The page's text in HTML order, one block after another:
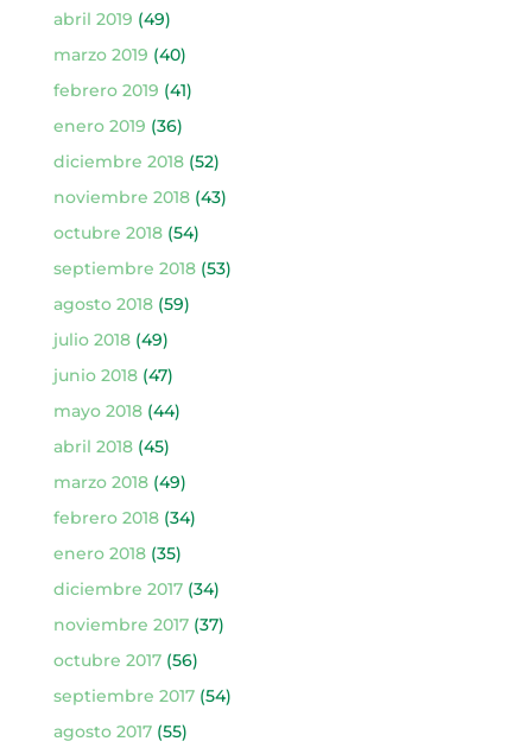
abril 2019 (49)
marzo 2019 (40)
febrero 2019 (41)
enero 2019 (36)
diciembre 2018(52)
noviembre 2018(43)
octubre 2018(54)
septiembre 2018(53)
agosto 2018(59)
julio 2018(49)
junio 2018(47)
mayo 2018(44)
abril 2018(45)
marzo 2018(49)
febrero 2018(34)
enero 2018(35)
diciembre 2017(34)
noviembre 2017(37)
octubre 2017(56)
septiembre 2017(54)
agosto 2017(55)